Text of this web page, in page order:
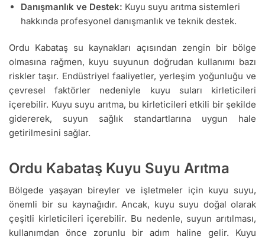
Danışmanlık ve Destek: Kuyu suyu arıtma sistemleri
hakkında profesyonel danışmanlık ve teknik destek.
Ordu Kabataş su kaynakları açısından zengin bir bölge
olmasına rağmen, kuyu suyunun doğrudan kullanımı bazı
riskler taşır. Endüstriyel faaliyetler, yerleşim yoğunluğu ve
çevresel faktörler nedeniyle kuyu suları kirleticileri
içerebilir. Kuyu suyu arıtma, bu kirleticileri etkili bir şekilde
gidererek, suyun sağlık standartlarına uygun hale
getirilmesini sağlar.
Ordu Kabataş Kuyu Suyu Arıtma
Bölgede yaşayan bireyler ve işletmeler için kuyu suyu,
önemli bir su kaynağıdır. Ancak, kuyu suyu doğal olarak
çeşitli kirleticileri içerebilir. Bu nedenle, suyun arıtılması,
kullanımdan önce zorunlu bir adım haline gelir. Kuyu